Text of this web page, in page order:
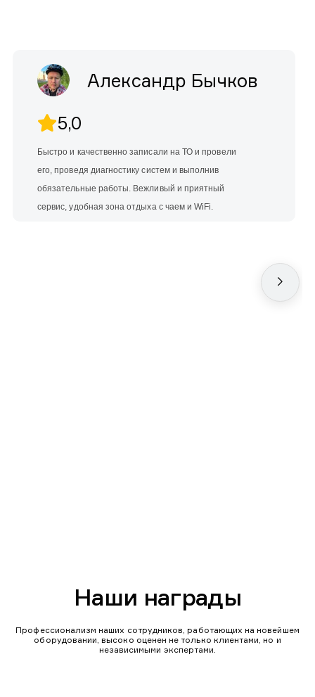
Александр Бычков
5,0
Быстро и качественно записали на ТО и провели
его, проведя диагностику систем и выполнив
обязательные работы. Вежливый и приятный
сервис, удобная зона отдыха с чаем и WiFi.
Наши награды
Профессионализм наших сотрудников, работающих на новейшем
оборудовании, высоко оценен не только клиентами, но и
независимыми экспертами.